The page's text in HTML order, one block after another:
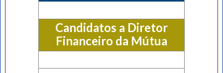
Candidatos a Diretor
Financeiro da Mútua